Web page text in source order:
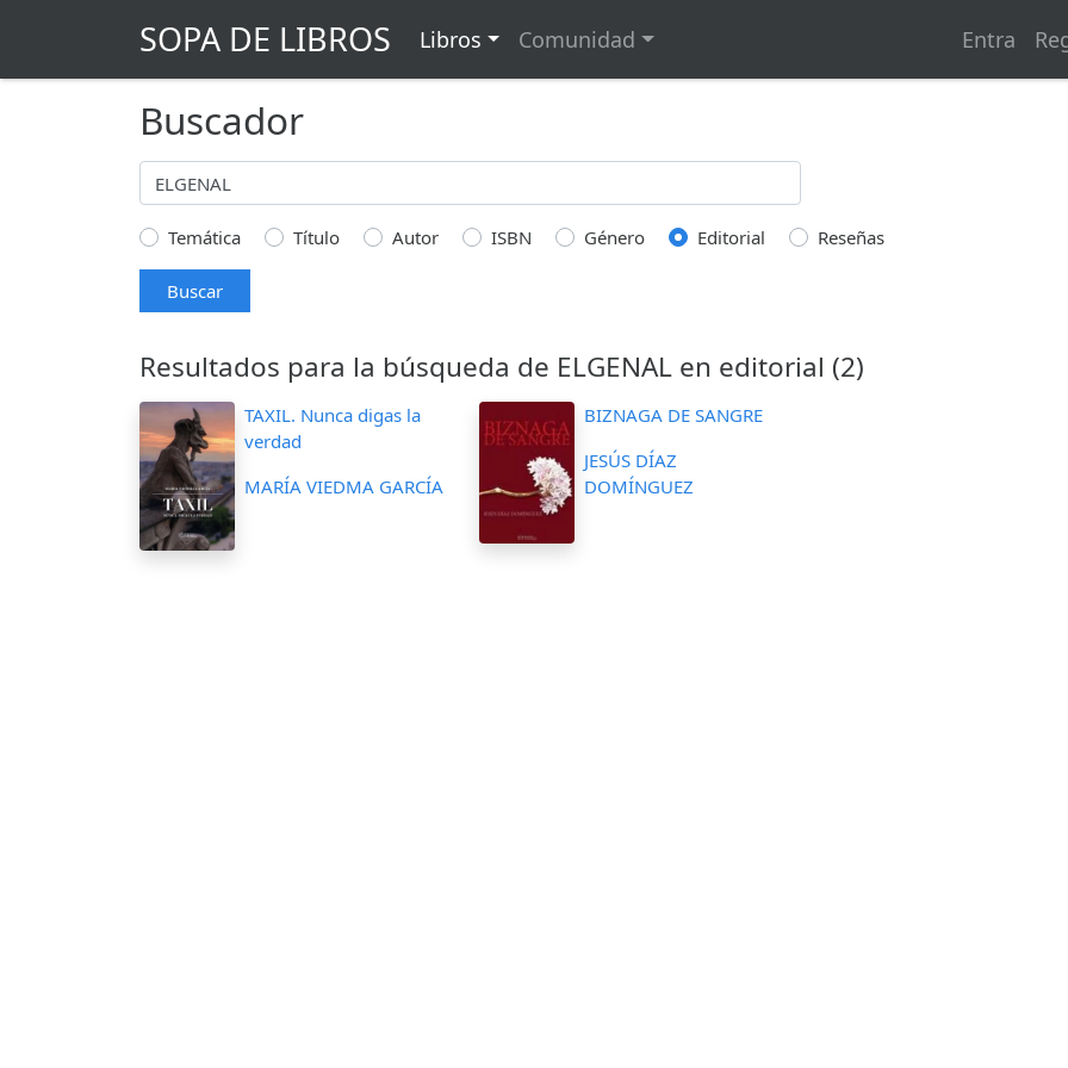
SOPA DE LIBROS Libros Comunidad Entra
Buscador
Temática Título Autor ISBN Género Editorial Reseñas
Buscar
Resultados para la búsqueda de ELGENAL en editorial (2)
TAXIL. Nunca digas la
verdad
MARÍA VIEDMA GARCÍA
BIZNAGA DE SANGRE
JESÚS DÍAZ
DOMÍNGUEZ